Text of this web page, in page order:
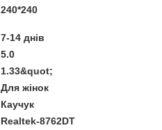
240*240
7-14 днів
5.0
1.33&quot;
Для жінок
Каучук
Realtek-8762DT